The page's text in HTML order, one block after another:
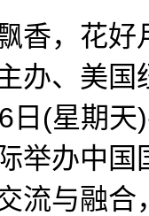
香，花
办、美
日(星期
举办中国
流与融